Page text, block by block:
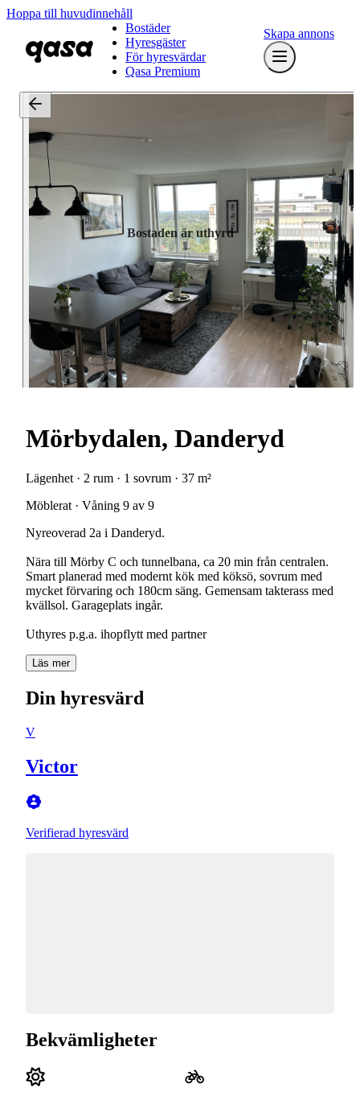
Hoppa till huvudinnehåll
Bostäder
Hyresgäster
För hyresvärdar
Qasa Premium
Skapa annons
Bostaden är uthyrd
Mörbydalen, Danderyd
Lägenhet · 2 rum · 1 sovrum · 37 m²
Möblerat · Våning 9 av 9
Nyreoverad 2a i Danderyd.
Nära till Mörby C och tunnelbana, ca 20 min från centralen.
Smart planerad med modernt kök med köksö, sovrum med
mycket förvaring och 180cm säng. Gemensam takterass med
kvällsol. Garageplats ingår.
Uthyres p.g.a. ihopflytt med partner
Läs mer
Din hyresvärd
V
Victor
Verifierad hyresvärd
Bekvämligheter